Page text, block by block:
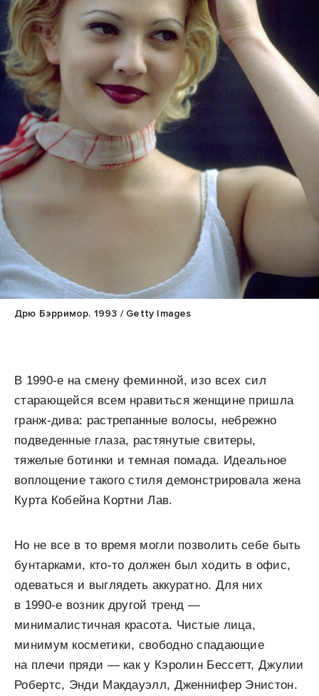
Дрю Бэрримор. 1993 / Getty Images
В 1990-е на смену феминной, изо всех сил
старающейся всем нравиться женщине пришла
гранж-дива: растрепанные волосы, небрежно
подведенные глаза, растянутые свитеры,
тяжелые ботинки и темная помада. Идеальное
воплощение такого стиля демонстрировала жена
Курта Кобейна Кортни Лав.
Но не все в то время могли позволить себе быть
бунтарками, кто-то должен был ходить в офис,
одеваться и выглядеть аккуратно. Для них
в 1990-е возник другой тренд —
минималистичная красота. Чистые лица,
минимум косметики, свободно спадающие
на плечи пряди — как у Кэролин Бессетт, Джулии
Робертс, Энди Макдауэлл, Дженнифер Энистон.